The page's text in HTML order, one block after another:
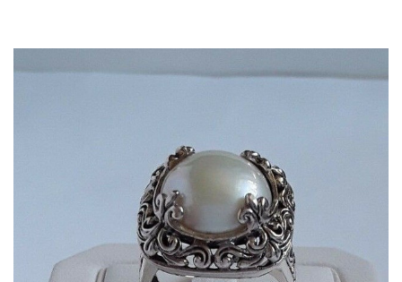
Dans mon panier